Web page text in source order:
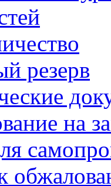
резерв
на